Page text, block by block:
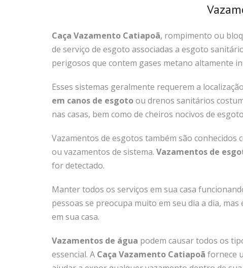
Caça Vazamento Catiapoã, rompimento ou
de serviço de esgoto associadas a esgoto
perigosos que contem gases metano altamente
Esses sistemas geralmente requerem a
em canos de esgotoou drenos sanitários
nas casas, bem como de cheiros nocivos de
Vazamentos de esgotos também são
ou vazamentos de sistema. Vazamentos de
for detectado.
Manter todos os serviços em sua casa
pessoas se preocupa muito em seu dia a dia,
em sua casa.
Vazamentos de água podem causar todos os
essencial. A Caça Vazamento Catiapoã fornece